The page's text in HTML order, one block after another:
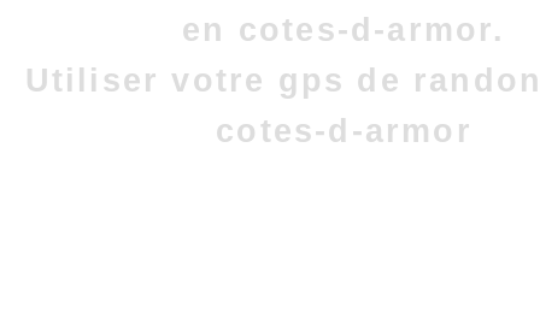
en cotes-d-armor.
Utiliser votre gps de
cotes-d-armor